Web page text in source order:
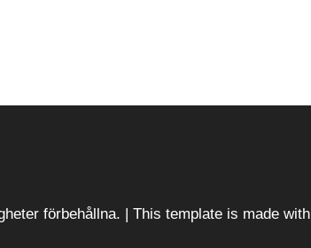
förbehållna. | This template is made with